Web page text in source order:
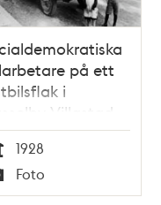
på ett
i
Villastad.
1928
Foto